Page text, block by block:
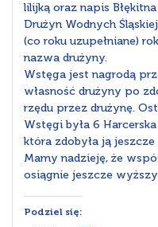
lilijką oraz napis
Drużyn Wodnych
(co roku uzupełniane)
nazwa drużyny.
Wstęga jest nagrodą
własność drużyny po
rzędu przez drużynę.
Wstęgi była 6
która zdobyła ją jeszcze
Mamy nadzieję, że
osiągnie jeszcze
Podziel się: